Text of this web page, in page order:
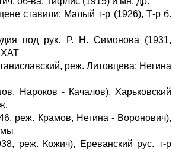
ставили: Малый т-р (1926), Т-р б.
под рук. Р. Н. Симонова (1931,
реж. Литовцева; Негина
Нароков - Качалов), Харьковский
реж. Крамов, Негина - Воронович),
реж. Кожич), Ереванский рус. т-р